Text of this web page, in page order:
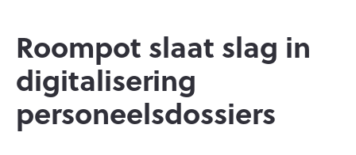
Roompot slaat slag in
digitalisering
personeelsdossiers